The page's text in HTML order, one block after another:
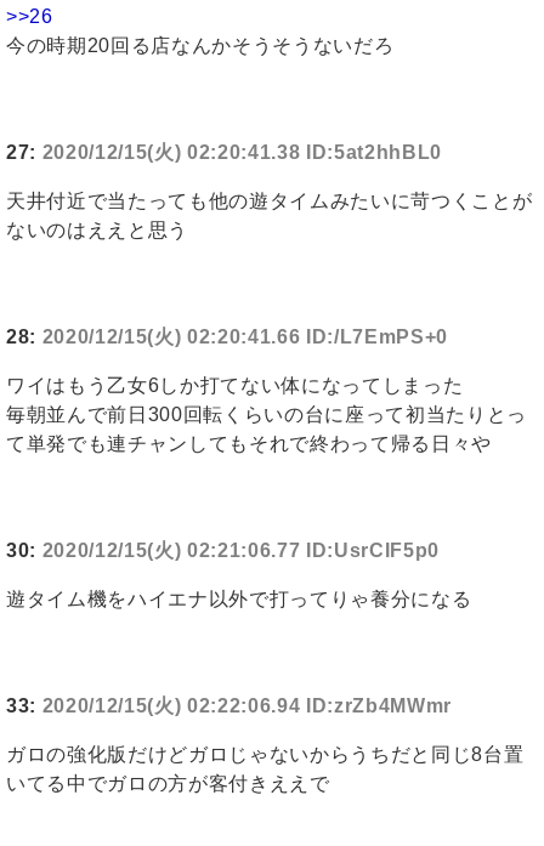
>>26
今の時期20回る店なんかそうそうないだろ
27: 2020/12/15(火) 02:20:41.38 ID:5at2hhBL0
天井付近で当たっても他の遊タイムみたいに苛つくことが
ないのはええと思う
28: 2020/12/15(火) 02:20:41.66 ID:/L7EmPS+0
ワイはもう乙女6しか打てない体になってしまった
毎朝並んで前日300回転くらいの台に座って初当たりとっ
て単発でも連チャンしてもそれで終わって帰る日々や
30: 2020/12/15(火) 02:21:06.77 ID:UsrCIF5p0
遊タイム機をハイエナ以外で打ってりゃ養分になる
33: 2020/12/15(火) 02:22:06.94 ID:zrZb4MWmr
ガロの強化版だけどガロじゃないからうちだと同じ8台置
いてる中でガロの方が客付きええで